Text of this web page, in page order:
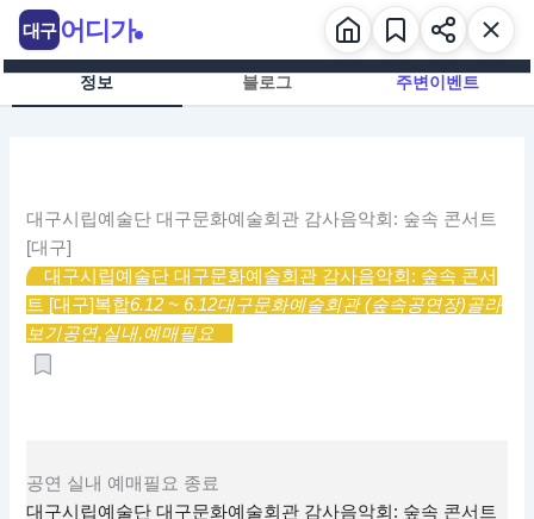
츠
정보 블로그 주변이벤트
대구시립예술단 대구문화예술회관 감사음악회: 숲속 콘서트
[대구]
대구시립예술단 대구문화예술회관 감사음악회: 숲속 콘서
트 [대구]복합6.12 ~ 6.12대구문화예술회관 (숲속공연장)골라
보기공연,실내,예매필요
공연 실내 예매필요 종료
대구시립예술단 대구문화예술회관 감사음악회: 숲속 콘서트
대구 어디가